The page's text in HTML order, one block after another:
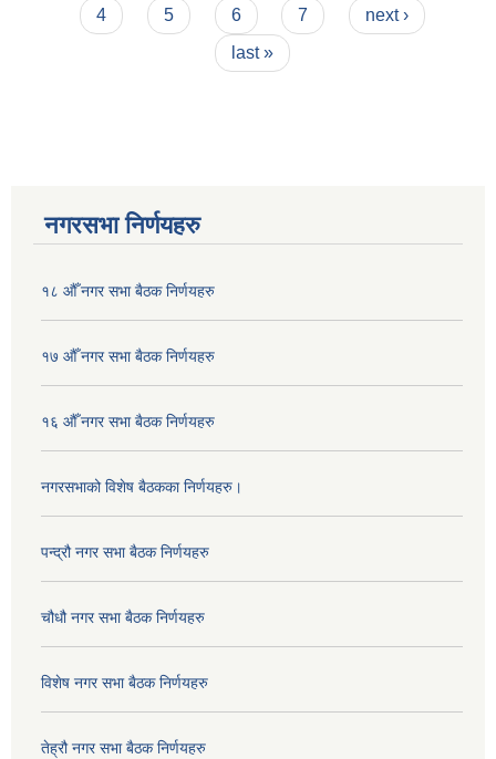
4
5 6 7
next ›
last »
नगरसभा निर्णयहरु
१८ औँ नगर सभा बैठक निर्णयहरु
१७ औँ नगर सभा बैठक निर्णयहरु
१६ औँ नगर सभा बैठक निर्णयहरु
नगरसभाको विशेष बैठकका निर्णयहरु।
पन्द्रौ नगर सभा बैठक निर्णयहरु
चौधौ नगर सभा बैठक निर्णयहरु
विशेष नगर सभा बैठक निर्णयहरु
तेह्रौ नगर सभा बैठक निर्णयहरु